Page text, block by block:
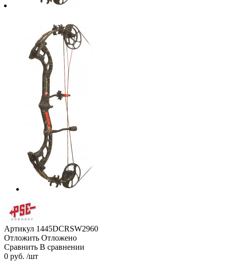
Артикул 1445DCRSW2960
Отложить Отложено
Сравнить В сравнении
0 руб. /шт